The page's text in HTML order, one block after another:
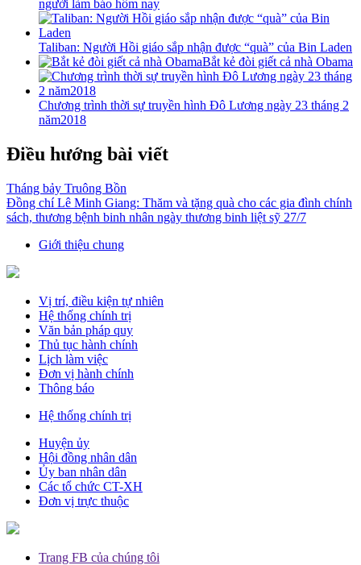
người làm báo hôm nay
Taliban: Người Hồi giáo sắp nhận được “quà” của Bin Laden
Bắt kẻ đòi giết cả nhà Obama
Chương trình thời sự truyền hình Đô Lương ngày 23 tháng 2
năm2018
Điều hướng bài viết
Tháng bảy Truông Bồn
Đồng chí Lê Minh Giang: Thăm và tặng quà cho các gia đình chính
sách, thương bệnh binh nhân ngày thương binh liệt sỹ 27/7
Giới thiệu chung
Vị trí, điều kiện tự nhiên
Hệ thống chính trị
Văn bản pháp quy
Thủ tục hành chính
Lịch làm việc
Đơn vị hành chính
Thông báo
Hệ thống chính trị
Huyện ủy
Hội đồng nhân dân
Ủy ban nhân dân
Các tổ chức CT-XH
Đơn vị trực thuộc
Trang FB của chúng tôi